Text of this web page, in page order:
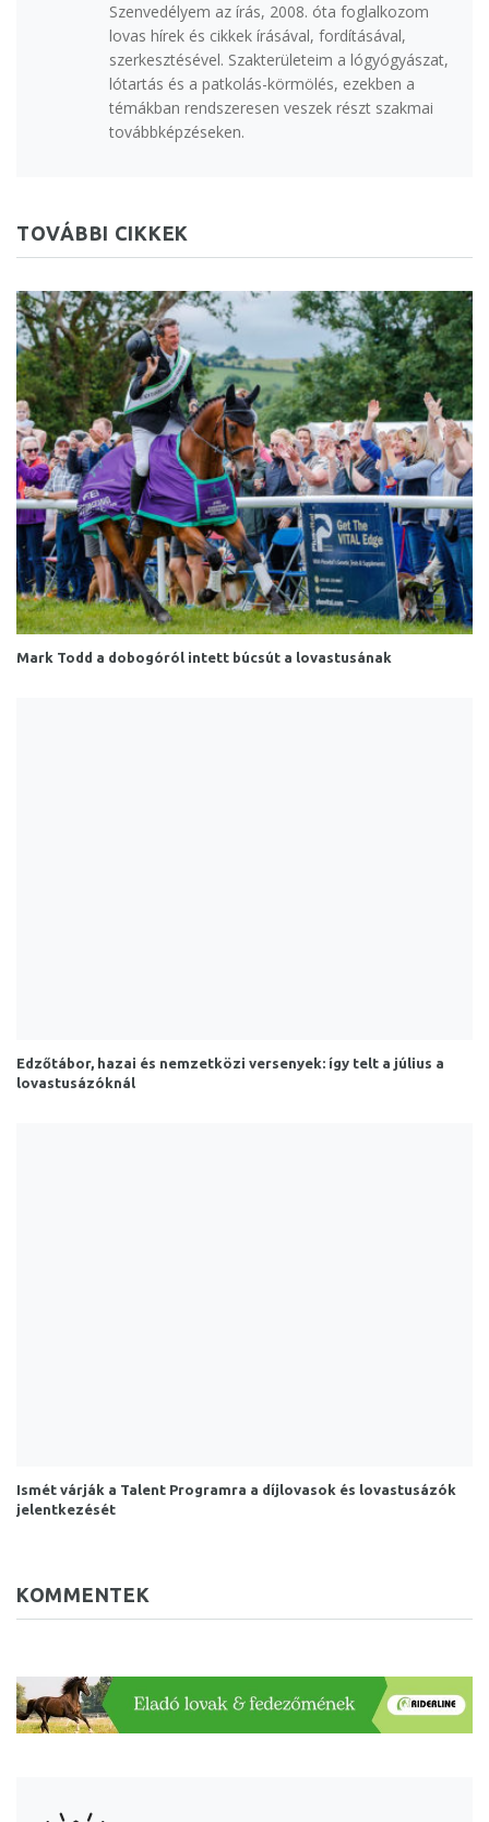
Szenvedélyem az írás, 2008. óta foglalkozom
lovas hírek és cikkek írásával, fordításával,
szerkesztésével. Szakterületeim a lógyógyászat,
lótartás és a patkolás-körmölés, ezekben a
témákban rendszeresen veszek részt szakmai
továbbképzéseken.
TOVÁBBI CIKKEK
Mark Todd a dobogóról intett búcsút a lovastusának
Edzőtábor, hazai és nemzetközi versenyek: így telt a július a
lovastusázóknál
Ismét várják a Talent Programra a díjlovasok és lovastusázók
jelentkezését
KOMMENTEK